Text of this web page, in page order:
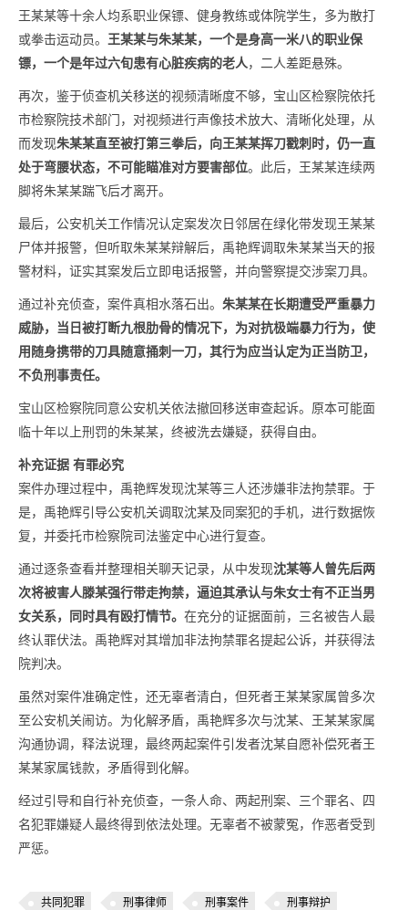
王某某等十余人均系职业保镖、健身教练或体院学生，多为散打
或拳击运动员。 王某某与朱某某，一个是身高一米八的职业保
镖，一个是年过六旬患有心脏疾病的老人，二人差距悬殊。
再次，鉴于侦查机关移送的视频清晰度不够，宝山区检察院依托
市检察院技术部门，对视频进行声像技术放大、清晰化处理，从
而发现朱某某直至被打第三拳后，向王某某挥刀戳刺时，仍一直
处于弯腰状态，不可能瞄准对方要害部位。此后，王某某连续两
脚将朱某某踹飞后才离开。
最后，公安机关工作情况认定案发次日邻居在绿化带发现王某某
尸体并报警，但听取朱某某辩解后，禹艳辉调取朱某某当天的报
警材料，证实其案发后立即电话报警，并向警察提交涉案刀具。
通过补充侦查，案件真相水落石出。 朱某某在长期遭受严重暴力
威胁，当日被打断九根肋骨的情况下，为对抗极端暴力行为，使
用随身携带的刀具随意捅刺一刀，其行为应当认定为正当防卫，
不负刑事责任。
宝山区检察院同意公安机关依法撤回移送审查起诉。原本可能面
临十年以上刑罚的朱某某，终被洗去嫌疑，获得自由。
补充证据 有罪必究
案件办理过程中，禹艳辉发现沈某等三人还涉嫌非法拘禁罪。于
是，禹艳辉引导公安机关调取沈某及同案犯的手机，进行数据恢
复，并委托市检察院司法鉴定中心进行复查。
通过逐条查看并整理相关聊天记录，从中发现沈某等人曾先后两
次将被害人滕某强行带走拘禁，逼迫其承认与朱女士有不正当男
女关系，同时具有殴打情节。 在充分的证据面前，三名被告人最
终认罪伏法。禹艳辉对其增加非法拘禁罪名提起公诉，并获得法
院判决。
虽然对案件准确定性，还无辜者清白，但死者王某某家属曾多次
至公安机关闹访。为化解矛盾，禹艳辉多次与沈某、王某某家属
沟通协调，释法说理，最终两起案件引发者沈某自愿补偿死者王
某某家属钱款，矛盾得到化解。
经过引导和自行补充侦查，一条人命、两起刑案、三个罪名、四
名犯罪嫌疑人最终得到依法处理。无辜者不被蒙冤，作恶者受到
严惩。
共同犯罪 刑事律师 刑事案件 刑事辩护